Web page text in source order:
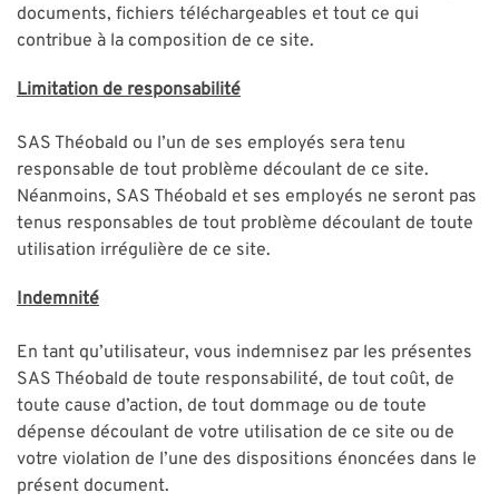
documents, fichiers téléchargeables et tout ce qui
contribue à la composition de ce site.
Limitation de responsabilité
SAS Théobald ou l’un de ses employés sera tenu
responsable de tout problème découlant de ce site.
Néanmoins, SAS Théobald et ses employés ne seront pas
tenus responsables de tout problème découlant de toute
utilisation irrégulière de ce site.
Indemnité
En tant qu’utilisateur, vous indemnisez par les présentes
SAS Théobald de toute responsabilité, de tout coût, de
toute cause d’action, de tout dommage ou de toute
dépense découlant de votre utilisation de ce site ou de
votre violation de l’une des dispositions énoncées dans le
présent document.